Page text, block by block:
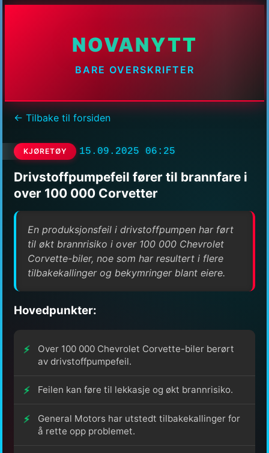
NOVANYTT
BARE OVERSKRIFTER
← Tilbake til forsiden
KJØRETØY 15.09.2025 06:25
Drivstoffpumpefeil fører til brannfare i
over 100 000 Corvetter
En produksjonsfeil i drivstoffpumpen har ført
til økt brannrisiko i over 100 000 Chevrolet
Corvette-biler, noe som har resultert i flere
tilbakekallinger og bekymringer blant eiere.
Hovedpunkter:
Over 100 000 Chevrolet Corvette-biler berørt
av drivstoffpumpefeil.
Feilen kan føre til lekkasje og økt brannrisiko.
General Motors har utstedt tilbakekallinger for
å rette opp problemet.